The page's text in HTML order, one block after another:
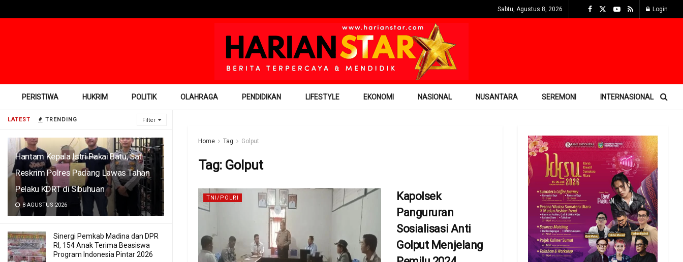
LATEST TRENDING Filter
Hantam Kepala Istri Pakai Batu, Sat
Reskrim Polres Padang Lawas Tahan
Pelaku KDRT di Sibuhuan
8 AGUSTUS 2026
Sinergi Pemkab Madina dan DPR
RI, 154 Anak Terima Beasiswa
Program Indonesia Pintar 2026
Sabtu, Agustus 8, 2026 Login
PERISTIWA HUKRIM POLITIK OLAHRAGA PENDIDIKAN LIFESTYLE EKONOMI NASIONAL NUSANTARA SEREMONI INTERNASIONAL
Home Tag Golput
Tag: Golput
TNI/POLRI
Kapolsek
Pangururan
Sosialisasi Anti
Golput Menjelang